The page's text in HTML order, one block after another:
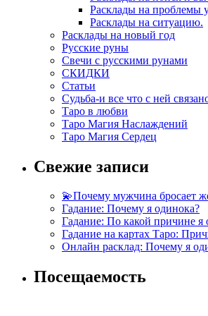
Расклады на проблемы
Расклады на ситуацию.
Расклады на новый год
Русские руны
Свечи с русскими рунами
СКИДКИ
Статьи
Судьба-и все что с ней
Таро в любви
Таро Магия Наслаждений
Таро Магия Сердец
Свежие записи
💫Почему мужчина бросает
Гадание: Почему я одинока?
Гадание: По какой причине я
Гадание на картах Таро:
Онлайн расклад: Почему я
Посещаемость